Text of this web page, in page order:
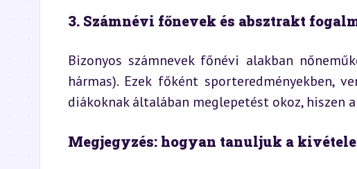
3. Számnévi főnevek és absztrakt
Bizonyos számnevek főnévi alakban
hármas). Ezek főként sporteredményekben,
diákoknak általában meglepetést okoz, hiszen
Megjegyzés: hogyan tanuljuk a